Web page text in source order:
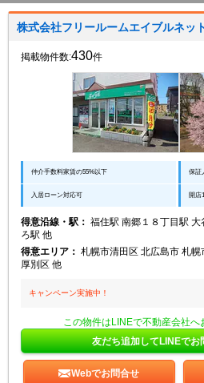
株式会社フリールームエイブルネッ
掲載物件数:430件
仲介手数料家賃の55%以下 保証
入居ローン対応可 開店
得意沿線・駅： 福住駅 南郷１８丁目駅
ろ駅 他
得意エリア： 札幌市清田区 北広島市 札
厚別区 他
キャンペーン実施中！
この物件はLINEで不動産会社へ
友だち追加してLINEでお
Webでお問合せ